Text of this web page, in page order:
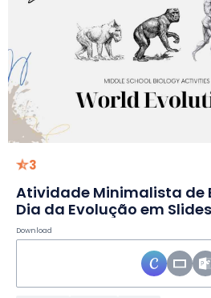
3
Atividade Minimalista de
Dia da Evolução em Slides
Download